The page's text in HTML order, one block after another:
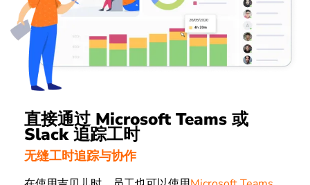
直接通过 Microsoft Teams 或
Slack 追踪工时
无缝工时追踪与协作